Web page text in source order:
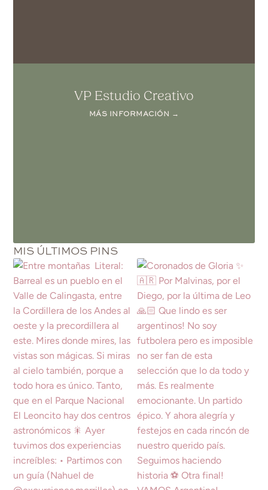
VP Estudio Creativo
MÁS INFORMACIÓN →
MIS ÚLTIMOS PINS